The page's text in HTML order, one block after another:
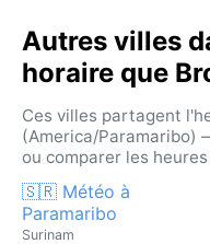
Autres villes
horaire que
Ces villes partagent
(America/Paramaribo)
ou comparer les
🇸🇷 Météo à
Paramaribo
Surinam